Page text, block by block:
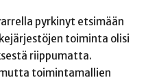
pyrkinyt etsimään
toiminta olisi
riippumatta.
toimintamallien